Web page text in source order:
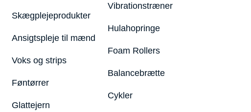
Skægplejeprodukter
Ansigtspleje til mænd
Voks og strips
Føntørrer
Glattejern
Vibrationstræner
Hulahopringe
Foam Rollers
Balancebrætte
Cykler